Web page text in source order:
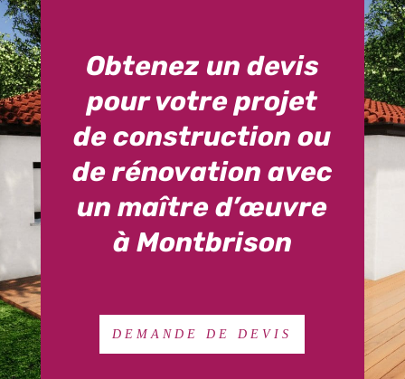
Obtenez un devis
pour votre projet
de construction ou
de rénovation avec
un maître d’œuvre
à Montbrison
DEMANDE DE DEVIS